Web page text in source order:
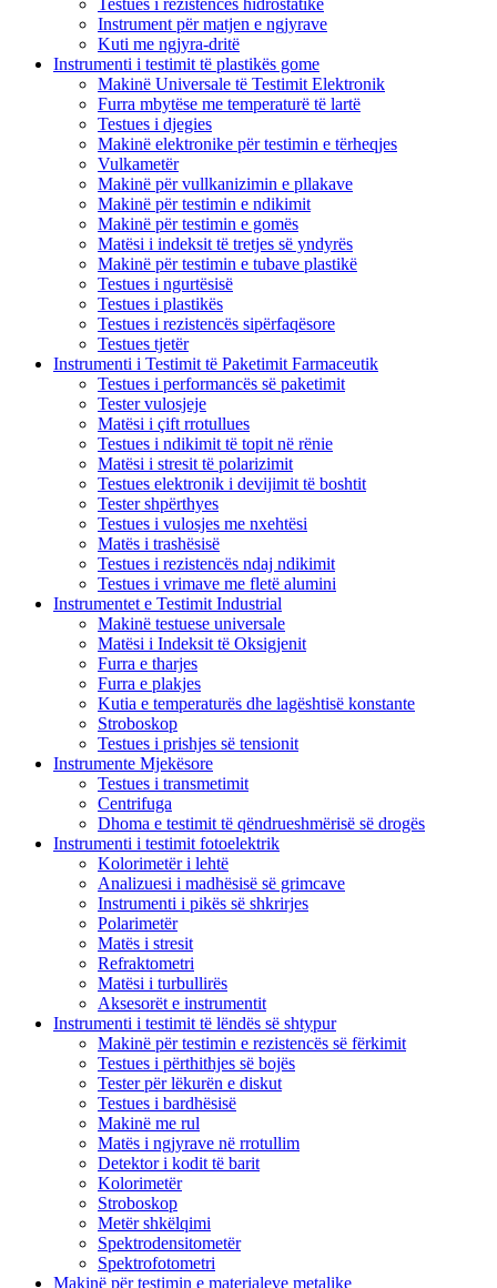
Instrument për matjen e ngjyrave
Kuti me ngjyra-dritë
Instrumenti i testimit të plastikës gome
Makinë Universale të Testimit Elektronik
Furra mbytëse me temperaturë të lartë
Testues i djegies
Makinë elektronike për testimin e tërheqjes
Vulkametër
Makinë për vullkanizimin e pllakave
Makinë për testimin e ndikimit
Makinë për testimin e gomës
Matësi i indeksit të tretjes së yndyrës
Makinë për testimin e tubave plastikë
Testues i ngurtësisë
Testues i plastikës
Testues i rezistencës sipërfaqësore
Testues tjetër
Instrumenti i Testimit të Paketimit Farmaceutik
Testues i performancës së paketimit
Tester vulosjeje
Matësi i çift rrotullues
Testues i ndikimit të topit në rënie
Matësi i stresit të polarizimit
Testues elektronik i devijimit të boshtit
Tester shpërthyes
Testues i vulosjes me nxehtësi
Matës i trashësisë
Testues i rezistencës ndaj ndikimit
Testues i vrimave me fletë alumini
Instrumentet e Testimit Industrial
Makinë testuese universale
Matësi i Indeksit të Oksigjenit
Furra e tharjes
Furra e plakjes
Kutia e temperaturës dhe lagështisë konstante
Stroboskop
Testues i prishjes së tensionit
Instrumente Mjekësore
Testues i transmetimit
Centrifuga
Dhoma e testimit të qëndrueshmërisë së drogës
Instrumenti i testimit fotoelektrik
Kolorimetër i lehtë
Analizuesi i madhësisë së grimcave
Instrumenti i pikës së shkrirjes
Polarimetër
Matës i stresit
Refraktometri
Matësi i turbullirës
Aksesorët e instrumentit
Instrumenti i testimit të lëndës së shtypur
Makinë për testimin e rezistencës së fërkimit
Testues i përthithjes së bojës
Tester për lëkurën e diskut
Testues i bardhësisë
Makinë me rul
Matës i ngjyrave në rrotullim
Detektor i kodit të barit
Kolorimetër
Stroboskop
Metër shkëlqimi
Spektrodensitometër
Spektrofotometri
Makinë për testimin e materialeve metalike